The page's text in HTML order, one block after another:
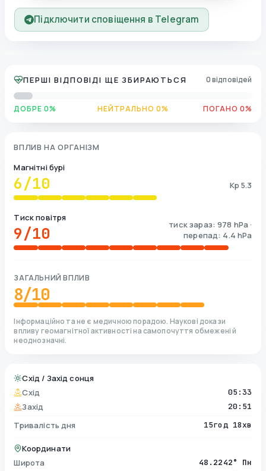
Підключити сповіщення в Telegram
ПЕРШІ ВІДПОВІДІ ЩЕ ЗБИРАЮТЬСЯ 0 відповідей
ДОБРЕ 0% НЕЙТРАЛЬНО 0% ПОГАНО 0%
ВПЛИВ НА ОРГАНІЗМ
Магнітні бурі
6/10 Kp 5.3
Тиск повітря
9/10
тиск зараз: 978 hPa ·
перепад: 4.4 hPa
ЗАГАЛЬНИЙ ВПЛИВ
8/10
Інформаційно та не є медичною порадою. Наукові докази
впливу геомагнітної активності на самопочуття обмежені й
неоднозначні.
Схід / Захід сонця
Схід
05:33
Захід 20:51
Тривалість дня 15год 18хв
Координати
Широта
48.2242° Пн